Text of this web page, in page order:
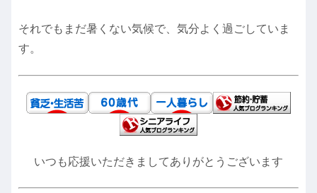
それでもまだ暑くない気候で、気分よく過ごしていま
す。
いつも応援いただきましてありがとうございます